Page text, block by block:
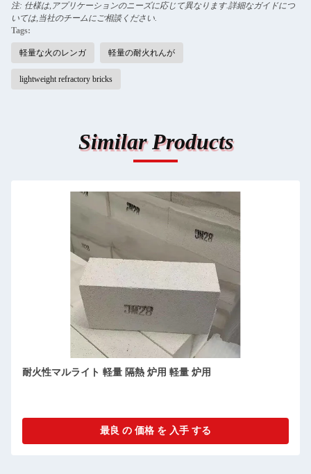
注: 仕様は,アプリケーションのニーズに応じて異なります.詳細なガイドにつ
いては,当社のチームにご相談ください.
Tags:
軽量な火のレンガ 軽量の耐火れんが
lightweight refractory bricks
Similar Products
耐火性マルライト 軽量 隔熱 炉用 軽量 炉用
最良 の 価格 を 入手 する